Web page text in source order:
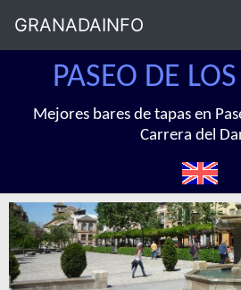
GRANADAINFO
PASEO DE
Mejores bares de tapas en
Carrera del